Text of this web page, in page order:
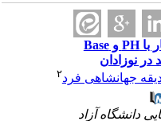
بررسی رابطه بین نمره آپگار با PH و Base
جهانشاهی فرد ۲
دانشگاه آزاد